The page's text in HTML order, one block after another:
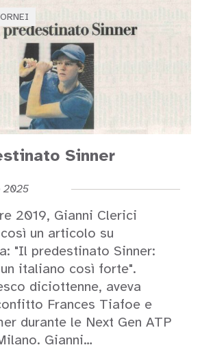
Sinner
2025
2019, Gianni Clerici
un articolo su
"Il predestinato Sinner:
italiano così forte".
diciottenne, aveva
Frances Tiafoe e
durante le Next Gen ATP
Gianni…